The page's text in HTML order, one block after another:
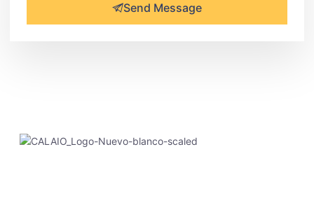
Send Message